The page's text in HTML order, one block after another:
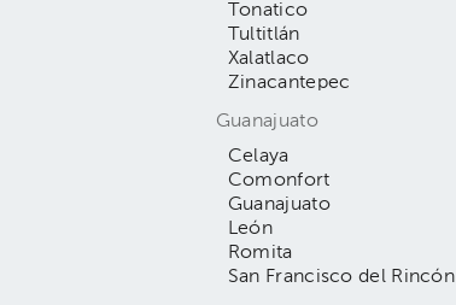
Tonatico
Tultitlán
Xalatlaco
Zinacantepec
Guanajuato
Celaya
Comonfort
Guanajuato
León
Romita
San Francisco del Rincón